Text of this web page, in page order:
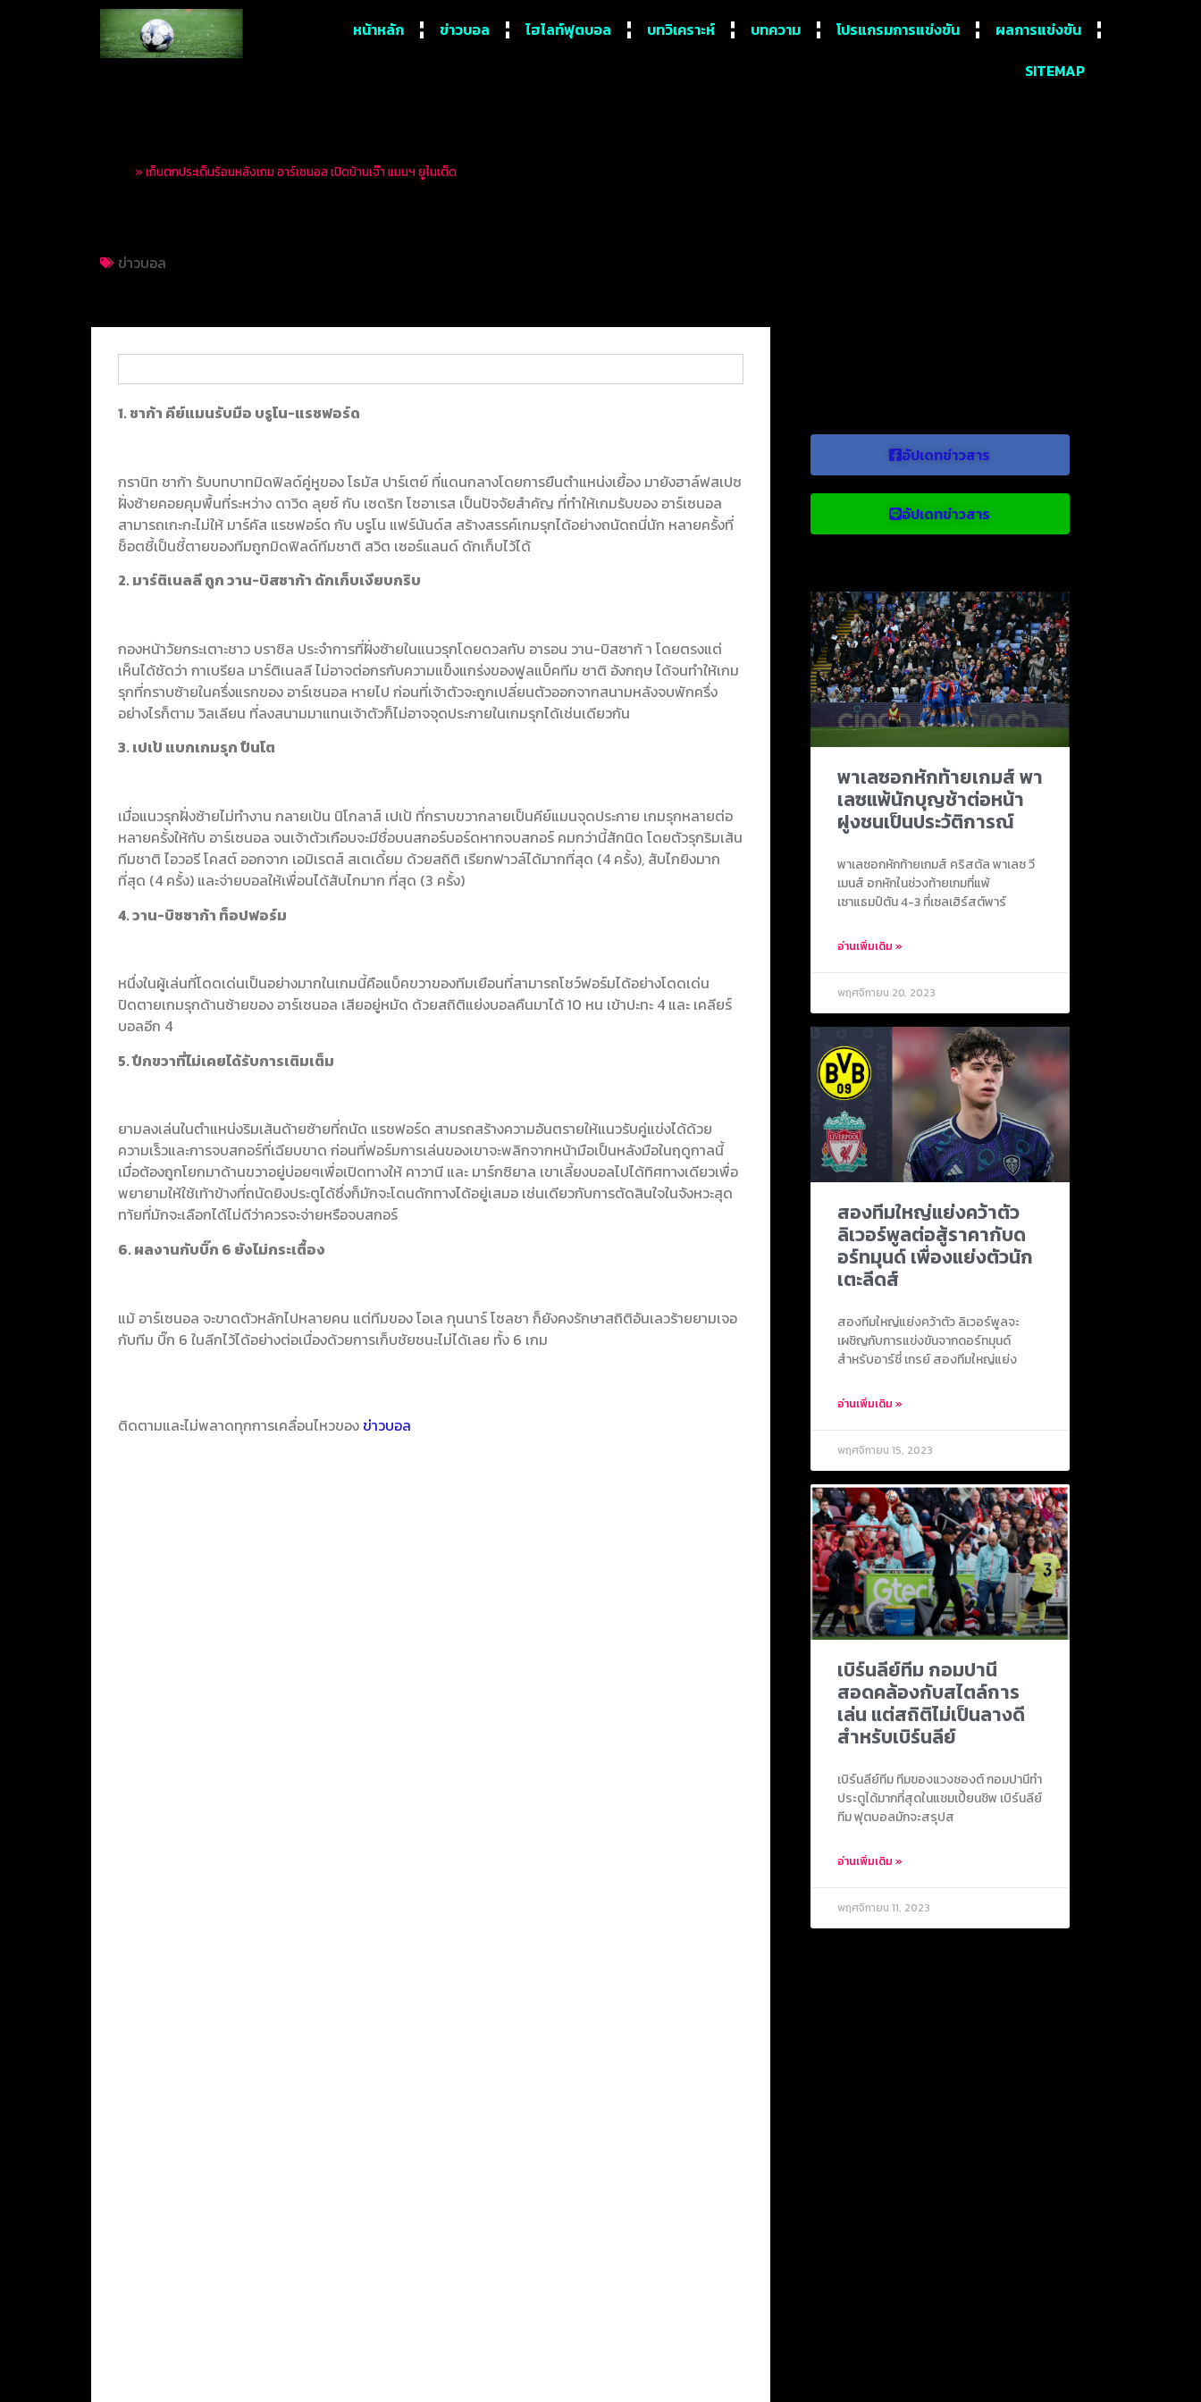
หน้าหลัก ข่าวบอล ไฮไลท์ฟุตบอล บทวิเคราะห์ บทความ โปรแกรมการแข่งขัน
ผลการแข่งขัน
SITEMAP
» เก็บตกประเด็นร้อนหลังเกม อาร์เซนอล เปิดบ้านเจ๊า แมนฯ ยูไนเต็ด
ข่าวบอล
1. ชาก้า คีย์แมนรับมือ บรูโน-แรชฟอร์ด
กรานิท ชาก้า รับบทบาทมิดฟิลด์คู่หูของ โธมัส ปาร์เตย์ ที่แดนกลางโดยการยืนตำแหน่งเยื้อง มายังฮาล์ฟสเปซ
ฝั่งซ้ายคอยคุมพื้นที่ระหว่าง ดาวิด ลุยซ์ กับ เซดริก โซอาเรส เป็นปัจจัยสำคัญ ที่ทำให้เกมรับของ อาร์เซนอล
สามารถเกะกะไม่ให้ มาร์คัส แรชฟอร์ด กับ บรูโน แฟร์นันด์ส สร้างสรรค์เกมรุกได้อย่างถนัดถนี่นัก หลายครั้งที่
ช็อตชี้เป็นชี้ตายของทีมถูกมิดฟิลด์ทีมชาติ สวิต เซอร์แลนด์ ดักเก็บไว้ได้
2. มาร์ติเนลลี ถูก วาน-บิสซาก้า ดักเก็บเงียบกริบ
กองหน้าวัยกระเตาะชาว บราซิล ประจำการที่ฝั่งซ้ายในแนวรุกโดยดวลกับ อารอน วาน-บิสซาก้ า โดยตรงแต่
เห็นได้ชัดว่า กาเบรียล มาร์ติเนลลี ไม่อาจต่อกรกับความแข็งแกร่งของฟูลแบ็คทีม ชาติ อังกฤษ ได้จนทำให้เกม
รุกที่กราบซ้ายในครึ่งแรกของ อาร์เซนอล หายไป ก่อนที่เจ้าตัวจะถูกเปลี่ยนตัวออกจากสนามหลังจบพักครึ่ง
อย่างไรก็ตาม วิลเลียน ที่ลงสนามมาแทนเจ้าตัวก็ไม่อาจจุดประกายในเกมรุกได้เช่นเดียวกัน
3. เปเป้ แบกเกมรุก ปืนโต
เมื่อแนวรุกฝั่งซ้ายไม่ทำงาน กลายเป้น นิโกลาส์ เปเป้ ที่กราบขวากลายเป็นคีย์แมนจุดประกาย เกมรุกหลายต่อ
หลายครั้งให้กับ อาร์เซนอล จนเจ้าตัวเกือบจะมีชื่อบนสกอร์บอร์ดหากจบสกอร์ คมกว่านี้สักนิด โดยตัวรุกริมเส้น
ทีมชาติ ไอวอรี โคสต์ ออกจาก เอมิเรตส์ สเตเดี้ยม ด้วยสถิติ เรียกฟาวล์ได้มากที่สุด (4 ครั้ง), สับไกยิงมาก
ที่สุด (4 ครั้ง) และจ่ายบอลให้เพื่อนได้สับไกมาก ที่สุด (3 ครั้ง)
4. วาน-บิซซาก้า ท็อปฟอร์ม
หนึ่งในผู้เล่นที่โดดเด่นเป็นอย่างมากในเกมนี้คือแบ็คขวาของทีมเยือนที่สามารถโชว์ฟอร์มได้อย่างโดดเด่น
ปิดตายเกมรุกด้านซ้ายของ อาร์เซนอล เสียอยู่หมัด ด้วยสถิติแย่งบอลคืนมาได้ 10 หน เข้าปะทะ 4 และ เคลียร์
บอลอีก 4
5. ปีกขวาที่ไม่เคยได้รับการเติมเต็ม
ยามลงเล่นในตำแหน่งริมเส้นด้ายซ้ายที่ถนัด แรชฟอร์ด สามรถสร้างความอันตรายให้แนวรับคู่แข่งได้ด้วย
ความเร็วและการจบสกอร์ที่เฉียบขาด ก่อนที่ฟอร์มการเล่นของเขาจะพลิกจากหน้ามือเป็นหลังมือในฤดูกาลนี้
เมื่อต้องถูกโยกมาด้านขวาอยู่บ่อยๆเพื่อเปิดทางให้ คาวานี และ มาร์กซิยาล เขาเลี้ยงบอลไปได้ทิศทางเดียวเพื่อ
พยายามให้ใช้เท้าข้างที่ถนัดยิงประตูได้ซึ่งก็มักจะโดนดักทางได้อยู่เสมอ เช่นเดียวกับการตัดสินใจในจังหวะสุด
ทา้ยที่มักจะเลือกได้ไม่ดีว่าควรจะจ่ายหรือจบสกอร์
6. ผลงานกับบิ๊ก 6 ยังไม่กระเตื้อง
แม้ อาร์เซนอล จะขาดตัวหลักไปหลายคน แต่ทีมของ โอเล กุนนาร์ โซลชา ก็ยังคงรักษาสถิติอันเลวร้ายยามเจอ
กับทีม บิ๊ก 6 ในลีกไว้ได้อย่างต่อเนื่องด้วยการเก็บชัยชนะไม่ได้เลย ทั้ง 6 เกม
ติดตามและไม่พลาดทุกการเคลื่อนไหวของ ข่าวบอล
อัปเดทข่าวสาร
อัปเดทข่าวสาร
พาเลซอกหักท้ายเกมส์ พา
เลซแพ้นักบุญช้าต่อหน้า
ฝูงชนเป็นประวัติการณ์
พาเลซอกหักท้ายเกมส์ คริสตัล พาเลซ วี
เมนส์ อกหักในช่วงท้ายเกมที่แพ้
เซาแธมป์ตัน 4-3 ที่เซลเฮิร์สต์พาร์
อ่านเพิ่มเติม »
พฤศจิกายน 20, 2023
สองทีมใหญ่แย่งคว้าตัว
ลิเวอร์พูลต่อสู้ราคากับด
อร์ทมุนด์ เพื่องแย่งตัวนัก
เตะลีดส์
สองทีมใหญ่แย่งคว้าตัว ลิเวอร์พูลจะ
เผชิญกับการแข่งขันจากดอร์ทมุนด์
สำหรับอาร์ชี่ เกรย์ สองทีมใหญ่แย่ง
อ่านเพิ่มเติม »
พฤศจิกายน 15, 2023
เบิร์นลีย์ทีม กอมปานี
สอดคล้องกับสไตล์การ
เล่น แต่สถิติไม่เป็นลางดี
สำหรับเบิร์นลีย์
เบิร์นลีย์ทีม ทีมของแวงซองต์ กอมปานีทำ
ประตูได้มากที่สุดในแชมเปี้ยนชิพ เบิร์นลีย์
ทีม ฟุตบอลมักจะสรุปส
อ่านเพิ่มเติม »
พฤศจิกายน 11, 2023